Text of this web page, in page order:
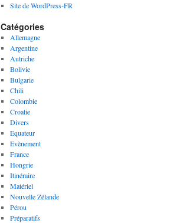
Site de WordPress-FR
Catégories
Allemagne
Argentine
Autriche
Bolivie
Bulgarie
Chili
Colombie
Croatie
Divers
Equateur
Evènement
France
Hongrie
Itinéraire
Matériel
Nouvelle Zélande
Pérou
Préparatifs